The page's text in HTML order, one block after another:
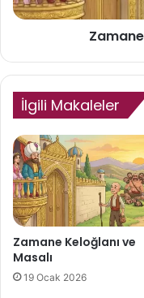
İlgili Makaleler
Zamane Keloğlanı ve
Masalı
19 Ocak 2026